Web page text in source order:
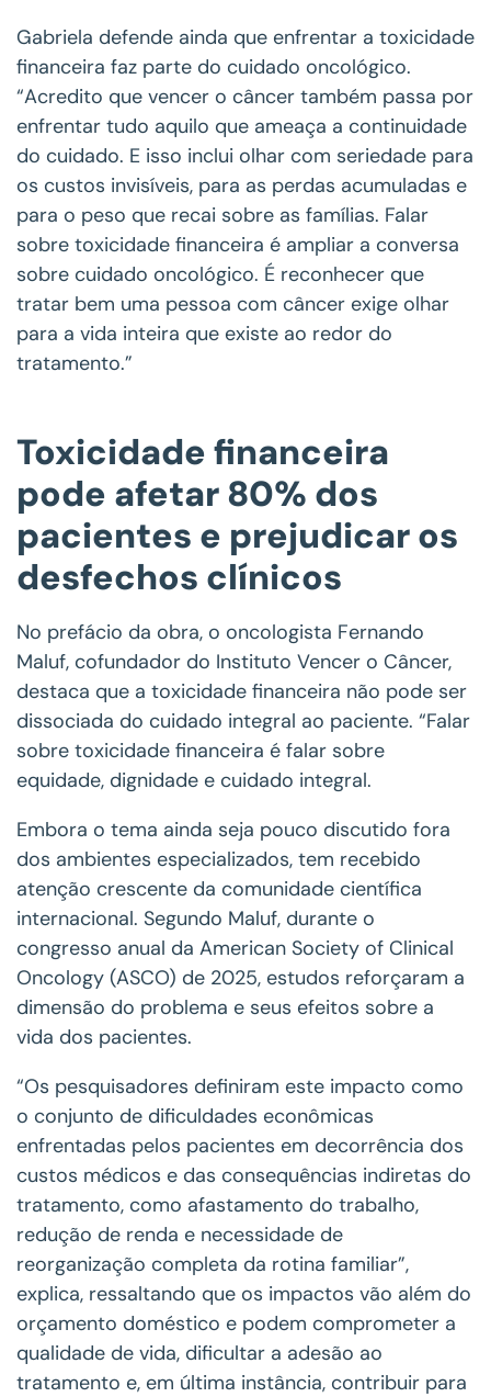
Gabriela defende ainda que enfrentar a toxicidade
financeira faz parte do cuidado oncológico.
“Acredito que vencer o câncer também passa por
enfrentar tudo aquilo que ameaça a continuidade
do cuidado. E isso inclui olhar com seriedade para
os custos invisíveis, para as perdas acumuladas e
para o peso que recai sobre as famílias. Falar
sobre toxicidade financeira é ampliar a conversa
sobre cuidado oncológico. É reconhecer que
tratar bem uma pessoa com câncer exige olhar
para a vida inteira que existe ao redor do
tratamento.”
Toxicidade financeira
pode afetar 80% dos
pacientes e prejudicar os
desfechos clínicos
No prefácio da obra, o oncologista Fernando
Maluf, cofundador do Instituto Vencer o Câncer,
destaca que a toxicidade financeira não pode ser
dissociada do cuidado integral ao paciente. “Falar
sobre toxicidade financeira é falar sobre
equidade, dignidade e cuidado integral.
Embora o tema ainda seja pouco discutido fora
dos ambientes especializados, tem recebido
atenção crescente da comunidade científica
internacional. Segundo Maluf, durante o
congresso anual da American Society of Clinical
Oncology (ASCO) de 2025, estudos reforçaram a
dimensão do problema e seus efeitos sobre a
vida dos pacientes.
“Os pesquisadores definiram este impacto como
o conjunto de dificuldades econômicas
enfrentadas pelos pacientes em decorrência dos
custos médicos e das consequências indiretas do
tratamento, como afastamento do trabalho,
redução de renda e necessidade de
reorganização completa da rotina familiar”,
explica, ressaltando que os impactos vão além do
orçamento doméstico e podem comprometer a
qualidade de vida, dificultar a adesão ao
tratamento e, em última instância, contribuir para